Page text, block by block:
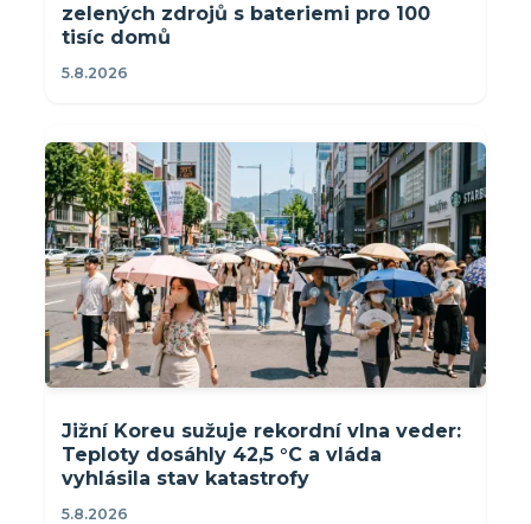
zelených zdrojů s bateriemi pro 100
tisíc domů
5.8.2026
Jižní Koreu sužuje rekordní vlna veder:
Teploty dosáhly 42,5 °C a vláda
vyhlásila stav katastrofy
5.8.2026